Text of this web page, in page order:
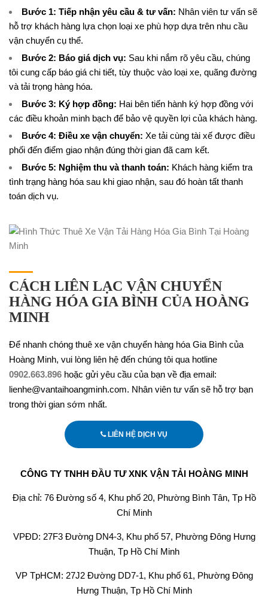
Bước 1: Tiếp nhận yêu cầu & tư vấn: Nhân viên tư vấn sẽ
hỗ trợ khách hàng lựa chọn loại xe phù hợp dựa trên nhu cầu
vận chuyển cụ thể.
Bước 2: Báo giá dịch vụ: Sau khi nắm rõ yêu cầu, chúng
tôi cung cấp báo giá chi tiết, tùy thuộc vào loại xe, quãng đường
và tải trọng hàng hóa.
Bước 3: Ký hợp đồng: Hai bên tiến hành ký hợp đồng với
các điều khoản minh bạch để bảo vệ quyền lợi của khách hàng.
Bước 4: Điều xe vận chuyển: Xe tải cùng tài xế được điều
phối đến điểm giao nhận đúng thời gian đã cam kết.
Bước 5: Nghiệm thu và thanh toán: Khách hàng kiểm tra
tình trạng hàng hóa sau khi giao nhận, sau đó hoàn tất thanh
toán dịch vụ.
CÁCH LIÊN LẠC VẬN CHUYỂN
HÀNG HÓA GIA BÌNH CỦA HOÀNG
MINH
Để nhanh chóng thuê xe vận chuyển hàng hóa Gia Bình của
Hoàng Minh, vui lòng liên hệ đến chúng tôi qua hotline
0902.663.896 hoặc gửi yêu cầu của bạn về địa email:
lienhe@vantaihoangminh.com. Nhân viên tư vấn sẽ hỗ trợ bạn
trong thời gian sớm nhất.
LIÊN HỆ DỊCH VỤ
CÔNG TY TNHH ĐẦU TƯ XNK VẬN TẢI HOÀNG MINH
Địa chỉ: 76 Đường số 4, Khu phố 20, Phường Bình Tân, Tp Hồ
Chí Minh
VPĐD: 27F3 Đường DN4-3, Khu phố 57, Phường Đông Hưng
Thuận, Tp Hồ Chí Minh
VP TpHCM: 27J2 Đường DD7-1, Khu phố 61, Phường Đông
Hưng Thuận, Tp Hồ Chí Minh